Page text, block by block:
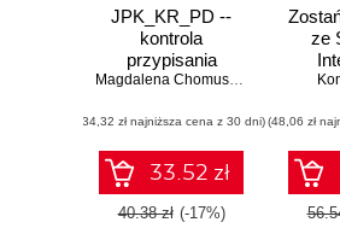
JPK_KR_PD --
kontrola
przypisania
znaczników
księgowych
Magdalena Chomuszko
(34,32 zł najniższa cena z 30 dni)
33.52 zł
40.38 zł (-17%)
ze
(48,06 zł